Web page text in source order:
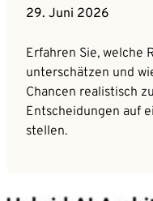
29. Juni 2026
Erfahren Sie, welche
unterschätzen und
Chancen realistisch
Entscheidungen auf
stellen.